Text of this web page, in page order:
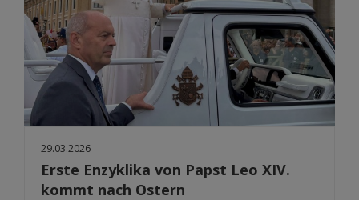
29.03.2026
Erste Enzyklika von Papst Leo XIV.
kommt nach Ostern